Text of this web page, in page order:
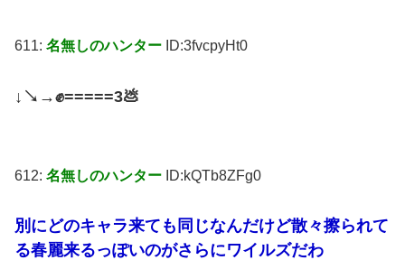
611: 名無しのハンター ID:3fvcpyHt0
↓↘→✊=====3💩
612: 名無しのハンター ID:kQTb8ZFg0
別にどのキャラ来ても同じなんだけど散々擦られて
る春麗来るっぽいのがさらにワイルズだわ